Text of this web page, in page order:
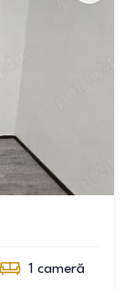
1 cameră